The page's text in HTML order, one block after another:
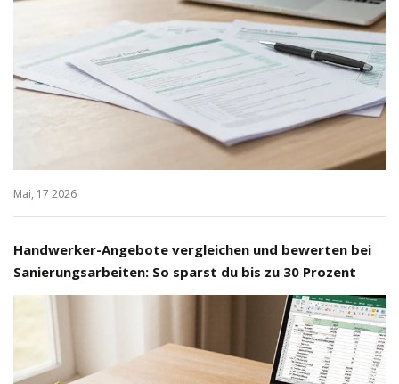
Mai, 17 2026
Handwerker-Angebote vergleichen und bewerten bei
Sanierungsarbeiten: So sparst du bis zu 30 Prozent